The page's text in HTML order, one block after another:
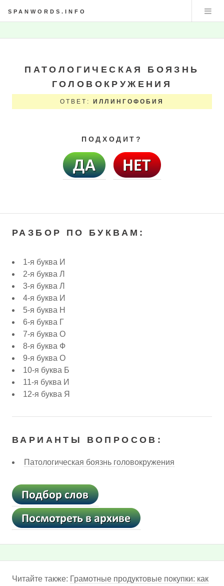
SPANWORDS.INFO
ПАТОЛОГИЧЕСКАЯ БОЯЗНЬ
ГОЛОВОКРУЖЕНИЯ
ОТВЕТ: ИЛЛИНГОФОБИЯ
ПОДХОДИТ?
РАЗБОР ПО БУКВАМ:
1-я буква И
2-я буква Л
3-я буква Л
4-я буква И
5-я буква Н
6-я буква Г
7-я буква О
8-я буква Ф
9-я буква О
10-я буква Б
11-я буква И
12-я буква Я
ВАРИАНТЫ ВОПРОСОВ:
Патологическая боязнь головокружения
Читайте также: Грамотные продуктовые покупки: как